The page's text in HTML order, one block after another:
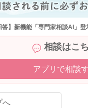
答】新機能「専門家相談AI」
相談はこ
アプリで相談
へ